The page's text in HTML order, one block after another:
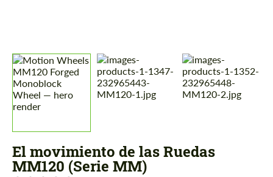
El movimiento de las Ruedas
MM120 (Serie MM)